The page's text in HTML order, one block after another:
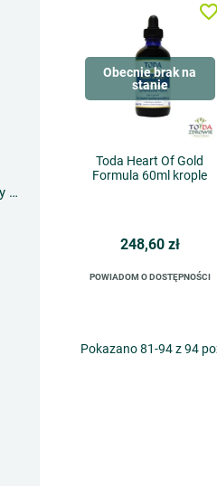
Labolatoires yves ponroy
(1)
Obecnie brak na
stanie
Toda Heart Of Gold
Formula 60ml krople
248,60 zł
POWIADOM O DOSTĘPNOŚCI
favorite_border
Pokazano 81-94 z 94